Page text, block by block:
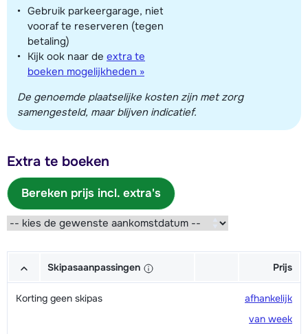
Gebruik parkeergarage, niet
vooraf te reserveren (tegen
betaling)
Kijk ook naar de extra te
boeken mogelijkheden »
De genoemde plaatselijke kosten zijn met zorg
samengesteld, maar blijven indicatief.
Extra te boeken
Bereken prijs incl. extra's
Skipasaanpassingen Prijs
Korting geen skipas
afhankelijk
van week